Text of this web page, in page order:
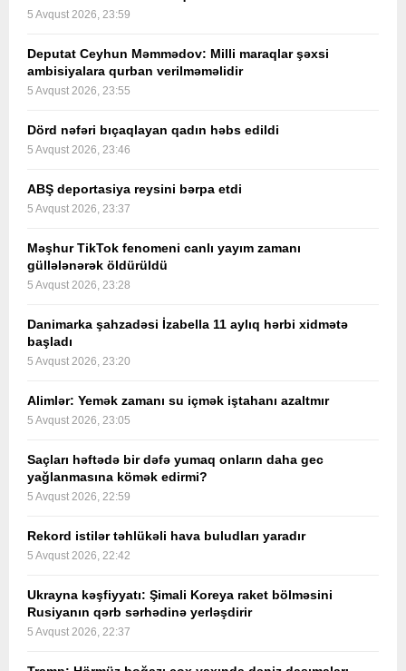
5 Avqust 2026, 23:59
Deputat Ceyhun Məmmədov: Milli maraqlar şəxsi
ambisiyalara qurban verilməməlidir
5 Avqust 2026, 23:55
Dörd nəfəri bıçaqlayan qadın həbs edildi
5 Avqust 2026, 23:46
ABŞ deportasiya reysini bərpa etdi
5 Avqust 2026, 23:37
Məşhur TikTok fenomeni canlı yayım zamanı
güllələnərək öldürüldü
5 Avqust 2026, 23:28
Danimarka şahzadəsi İzabella 11 aylıq hərbi xidmətə
başladı
5 Avqust 2026, 23:20
Alimlər: Yemək zamanı su içmək iştahanı azaltmır
5 Avqust 2026, 23:05
Saçları həftədə bir dəfə yumaq onların daha gec
yağlanmasına kömək edirmi?
5 Avqust 2026, 22:59
Rekord istilər təhlükəli hava buludları yaradır
5 Avqust 2026, 22:42
Ukrayna kəşfiyyatı: Şimali Koreya raket bölməsini
Rusiyanın qərb sərhədinə yerləşdirir
5 Avqust 2026, 22:37